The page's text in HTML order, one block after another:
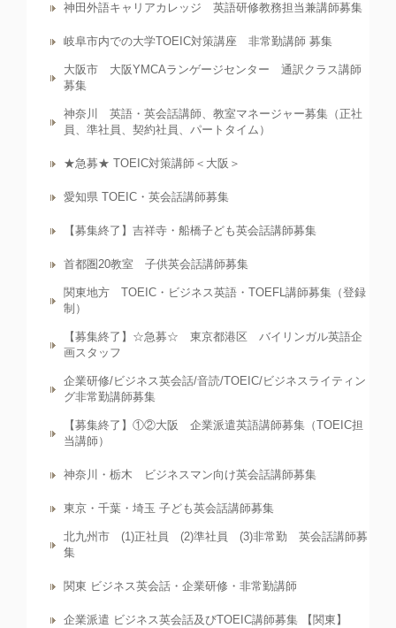
神田外語キャリアカレッジ 英語研修教務担当兼講師募集
岐阜市内での大学TOEIC対策講座 非常勤講師 募集
大阪市 大阪YMCAランゲージセンター 通訳クラス講師
募集
神奈川 英語・英会話講師、教室マネージャー募集（正社
員、準社員、契約社員、パートタイム）
★急募★ TOEIC対策講師＜大阪＞
愛知県 TOEIC・英会話講師募集
【募集終了】吉祥寺・船橋子ども英会話講師募集
首都圏20教室 子供英会話講師募集
関東地方 TOEIC・ビジネス英語・TOEFL講師募集（登録
制）
【募集終了】☆急募☆ 東京都港区 バイリンガル英語企
画スタッフ
企業研修/ビジネス英会話/音読/TOEIC/ビジネスライティン
グ非常勤講師募集
【募集終了】①②大阪 企業派遣英語講師募集（TOEIC担
当講師）
神奈川・栃木 ビジネスマン向け英会話講師募集
東京・千葉・埼玉 子ども英会話講師募集
北九州市 (1)正社員 (2)準社員 (3)非常勤 英会話講師募
集
関東 ビジネス英会話・企業研修・非常勤講師
企業派遣 ビジネス英会話及びTOEIC講師募集 【関東】